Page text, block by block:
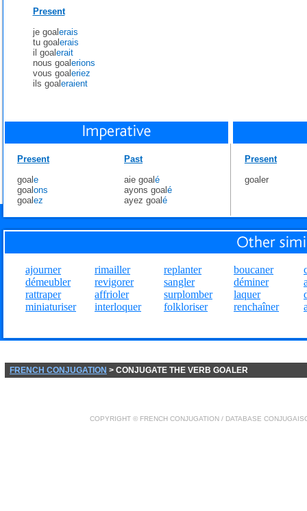
Present
je goalerais
tu goalerais
il goalerait
nous goalerions
vous goaleriez
ils goaleraient
Present
goale
goalons
goalez
Past
aie goalé
ayons goalé
ayez goalé
Present
goaler
ajourner
démeubler
rattraper
miniaturiser
rimailler
revigorer
affrioler
interloquer
replanter
sangler
surplomber
folkloriser
boucaner
déminer
laquer
renchaîner
FRENCH CONJUGATION > CONJUGATE THE VERB GOALER
COPYRIGHT © FRENCH CONJUGATION / DATABASE